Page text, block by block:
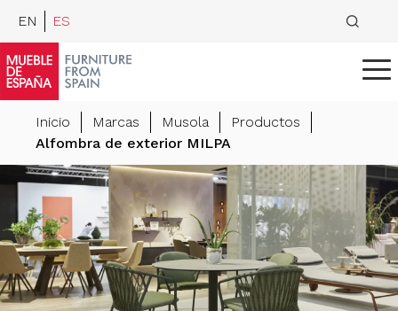
EN ES
Inicio Marcas Musola
Productos
Alfombra de exterior MILPA